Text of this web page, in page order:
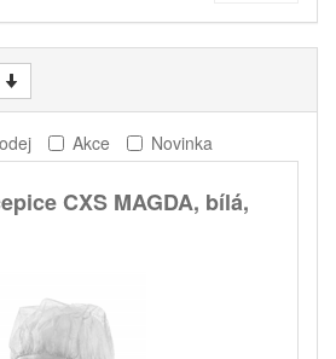
Akce Novinka
CXS MAGDA, bílá,